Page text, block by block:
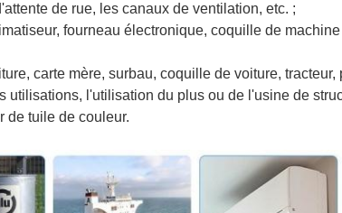
de rue, les canaux de ventilation, etc. ;
fourneau électronique, coquille de
carte mère, surbau, coquille de voiture, tracteur,
utilisations, l'utilisation du plus ou de l'usine de
de tuile de couleur.